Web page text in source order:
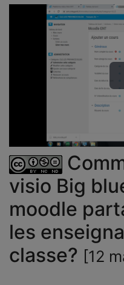
visio Big
moodle
les
classe? [12